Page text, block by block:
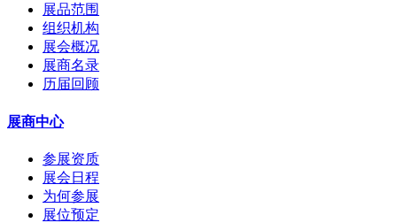
展品范围
组织机构
展会概况
展商名录
历届回顾
展商中心
参展资质
展会日程
为何参展
展位预定